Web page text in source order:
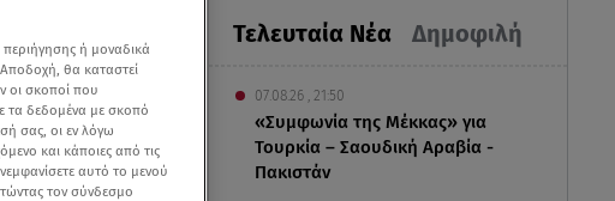
Τελευταία Νέα Δημοφιλή
07.08.26 , 21:50
«Συμφωνία της Μέκκας» για
Τουρκία – Σαουδική Αραβία -
Πακιστάν
ή μοναδικά
θα καταστεί
οι σκοποί που
τα δεδομένα με σκοπό
σας, οι εν λόγω
και κάποιες από τις
αυτό το μενού
τον σύνδεσμο